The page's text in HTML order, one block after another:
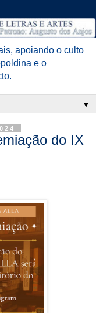
apoiando o culto
e o
▼
do IX